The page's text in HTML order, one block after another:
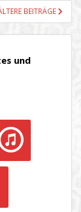
BEITRÄGE
und